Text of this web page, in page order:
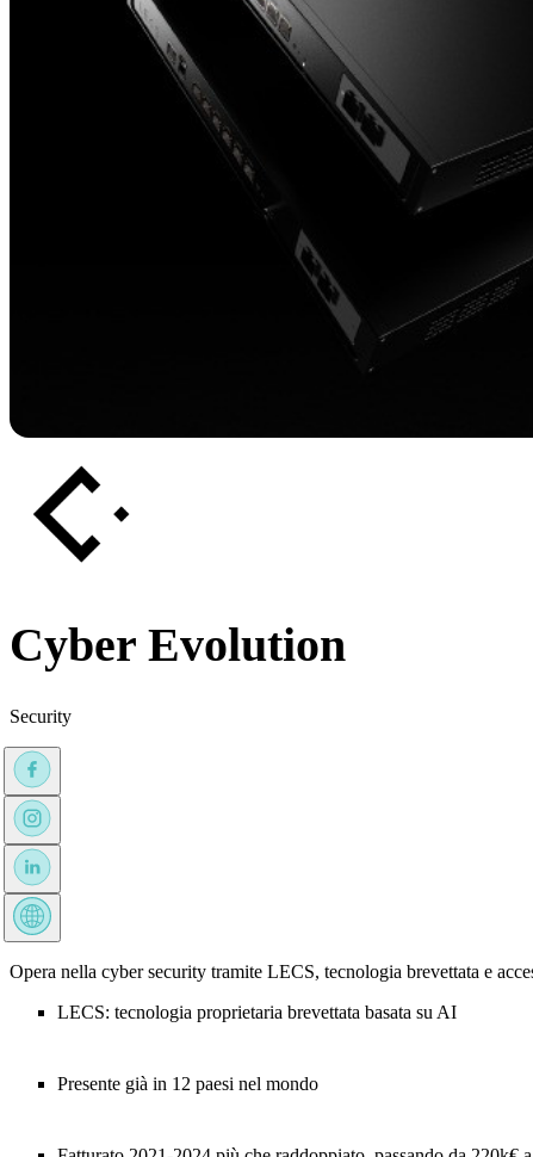
Cyber Evolution
Security
Opera nella cyber security tramite LECS, tecnologia brevettata e
LECS: tecnologia proprietaria brevettata basata su AI
Presente già in 12 paesi nel mondo